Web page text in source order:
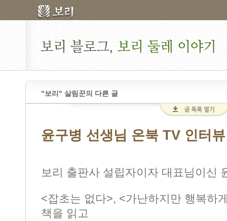
"보리" 살림꾼의 다른 글
윤구병 선생님 온북 TV 인터뷰
보리 출판사 설립자이자 대표님이신
<잡초는 없다>, <가난하지만 행복하
책을 읽고